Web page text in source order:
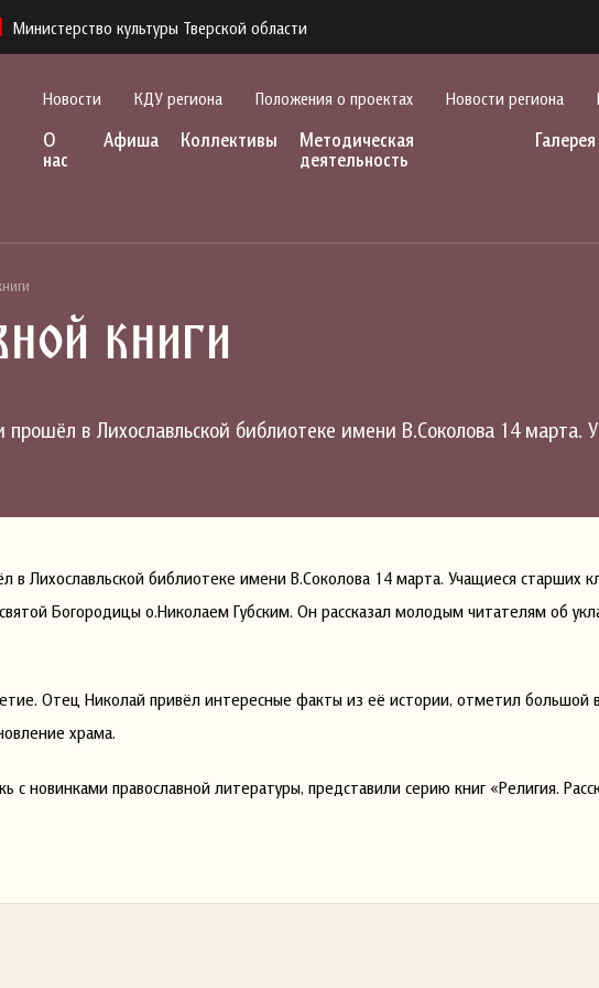
Министерство культуры Тверской области
Новости КДУ региона Положения о проектах Новости региона
О
нас
Афиша Коллективы
Методическая
деятельность
Галерея
книги
прошёл в Лихославльской библиотеке имени В.Соколова 14
в Лихославльской библиотеке имени В.Соколова 14 марта. Учащиеся старших
Богородицы о.Николаем Губским. Он рассказал молодым читателям об
Отец Николай привёл интересные факты из её истории, отметил большой
храма.
новинками православной литературы, представили серию книг «Религия.